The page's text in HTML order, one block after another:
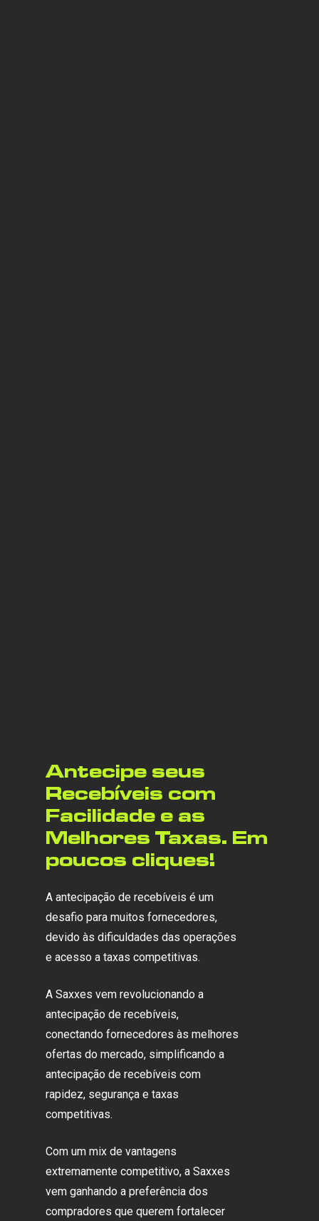
Antecipe seus
Recebíveis com
Facilidade e as
Melhores Taxas. Em
poucos cliques!
A antecipação de recebíveis é um
desafio para muitos fornecedores,
devido às dificuldades das operações
e acesso a taxas competitivas.
A Saxxes vem revolucionando a
antecipação de recebíveis,
conectando fornecedores às melhores
ofertas do mercado, simplificando a
antecipação de recebíveis com
rapidez, segurança e taxas
competitivas.
Com um mix de vantagens
extremamente competitivo, a Saxxes
vem ganhando a preferência dos
compradores que querem fortalecer